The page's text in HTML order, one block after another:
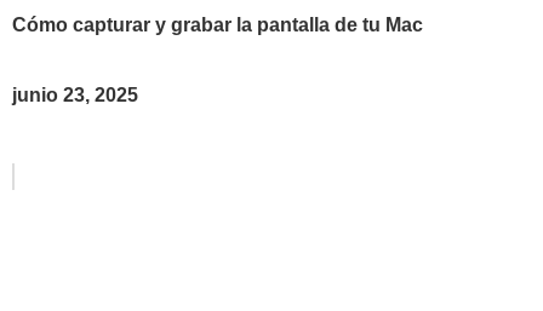
Cómo capturar y grabar la pantalla de tu Mac
junio 23, 2025